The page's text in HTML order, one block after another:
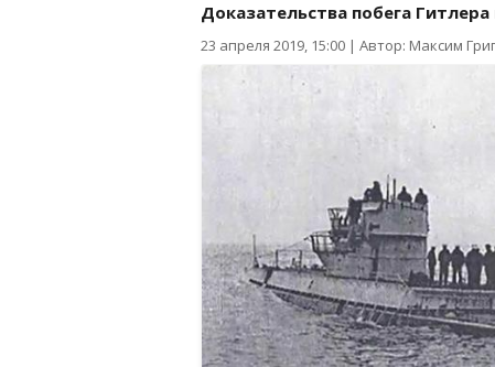
Доказательства побега
23 апреля 2019, 15:00 | Автор: Максим